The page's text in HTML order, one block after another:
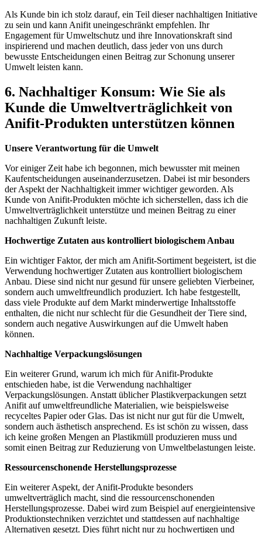
Als Kunde ⁢bin ich stolz darauf,​ ein Teil dieser⁢ nachhaltigen Initiative
zu sein und kann Anifit uneingeschränkt empfehlen. Ihr
Engagement für ​Umweltschutz und ihre Innovationskraft⁤ sind
inspirierend und machen deutlich, dass jeder von uns⁣ durch
bewusste Entscheidungen einen Beitrag​ zur Schonung unserer
Umwelt leisten kann.
6. Nachhaltiger Konsum: Wie Sie ​als
Kunde die Umweltverträglichkeit ​von
Anifit-Produkten ​unterstützen können
Unsere Verantwortung für die Umwelt
Vor ⁢einiger Zeit‍ habe ich⁤ begonnen, mich bewusster mit meinen
Kaufentscheidungen auseinanderzusetzen.⁢ Dabei ist mir besonders
der ⁢Aspekt der ​Nachhaltigkeit immer wichtiger geworden. Als
‌Kunde von‍ Anifit-Produkten möchte ich sicherstellen, dass ich die
Umweltverträglichkeit⁤ unterstütze und ‌meinen Beitrag‍ zu einer
nachhaltigen Zukunft‌ leiste.
Hochwertige‌ Zutaten aus kontrolliert biologischem Anbau
Ein⁤ wichtiger Faktor, der mich am‌ Anifit-Sortiment begeistert, ist die
Verwendung hochwertiger Zutaten aus kontrolliert biologischem
Anbau. ⁣Diese sind nicht nur gesund für unsere geliebten⁢ Vierbeiner,
sondern auch umweltfreundlich‌ produziert. ​Ich ⁤habe festgestellt,
dass viele Produkte auf dem⁢ Markt minderwertige Inhaltsstoffe
⁣enthalten, die nicht nur schlecht⁢ für‍ die Gesundheit der Tiere sind,
sondern auch​ negative Auswirkungen auf die Umwelt haben
können.
Nachhaltige Verpackungslösungen
Ein weiterer Grund, warum ich ‌mich für Anifit-Produkte
entschieden habe, ‌ist die Verwendung nachhaltiger
Verpackungslösungen. Anstatt üblicher Plastikverpackungen setzt
Anifit auf umweltfreundliche Materialien, wie beispielsweise
recyceltes ⁤Papier oder Glas. Das ist nicht nur gut für die Umwelt,
sondern auch ⁤ästhetisch ⁣ansprechend. Es ist schön zu wissen, ⁤dass
ich keine großen Mengen⁤ an Plastikmüll produzieren muss und
somit einen Beitrag zur Reduzierung ​von⁤ Umweltbelastungen leiste.
Ressourcenschonende Herstellungsprozesse
Ein‌ weiterer Aspekt, der Anifit-Produkte besonders
umweltverträglich ⁣macht, sind die ressourcenschonenden
Herstellungsprozesse. Dabei wird zum Beispiel auf ​energieintensive
Produktionstechniken verzichtet und stattdessen auf⁣ nachhaltige
Alternativen ⁣gesetzt.⁣ Dies führt nicht nur zu hochwertigen⁣ und​